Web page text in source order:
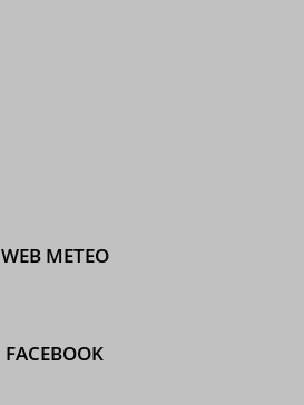
WEB METEO
FACEBOOK